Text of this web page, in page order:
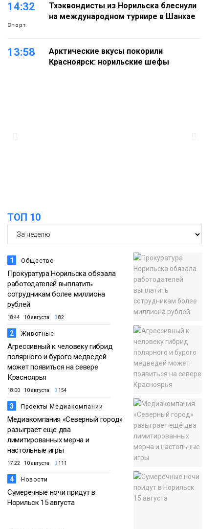
14:32
Спорт
Тхэквондисты из Норильска блеснули
на международном турнире в Шанхае
13:58
Арктические вкусы покорили
Красноярск: норильские шефы
ТОП 10
1 Общество
Прокуратура Норильска обязала
работодателей выплатить
сотрудникам более миллиона
рублей
18:44 10 августа 82
2 Животные
Агрессивный к человеку гибрид
полярного и бурого медведей
может появиться на севере
Красноярья
18:00 10 августа 154
3 Проекты Медиакомпании
Медиакомпания «Северный город»
разыграет ещё два
лимитированных мерча и
настольные игры
17:22 10 августа 111
4 Новости
Сумеречные ночи придут в
Норильск 15 августа